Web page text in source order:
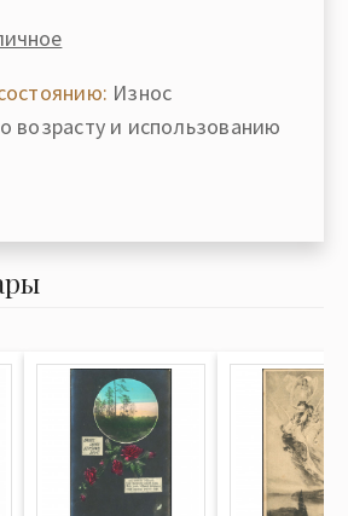
Износ
возрасту и использованию